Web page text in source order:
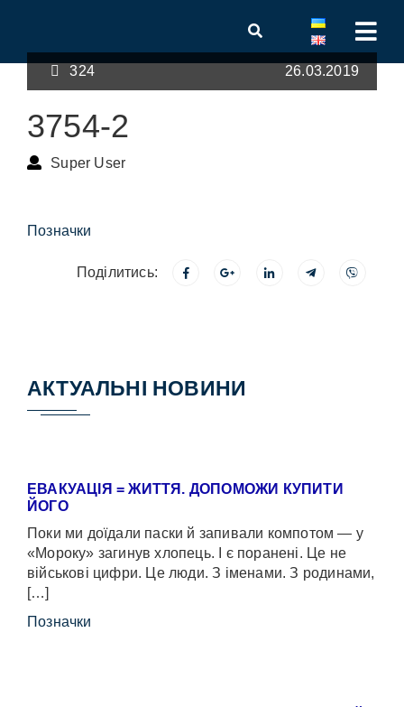
324 26.03.2019
3754-2
Super User
Позначки
Поділитись:
АКТУАЛЬНІ НОВИНИ
ЕВАКУАЦІЯ = ЖИТТЯ. ДОПОМОЖИ КУПИТИ
ЙОГО
Поки ми доїдали паски й запивали компотом — у
«Мороку» загинув хлопець. І є поранені. Це не
військові цифри. Це люди. З іменами. З родинами,
[…]
Позначки